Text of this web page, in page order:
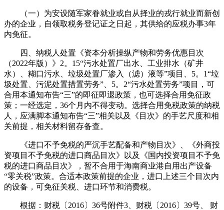
（一）为安设随军家眷就业或自从择业的戎行就业而新创
办的企业，自领取税务登记证之日起，其供给的应税办事3年
内免征。
四、纳税人处置《资本分析操纵产物和劳务优惠目次
（2022年版）》2。15“污水处置厂出水、工业排水（矿井
水）、糊口污水、垃圾处置厂渗入（滤）液等”项目、5。1“垃
圾处置、污泥处置措置劳务”、5。2“污水处置劳务”项目，可
合用本通知布告“三”的即征即退政策，也可选择合用免征政
策；一经选定，36个月内不得变动。选择合用免税政策的纳税
人，应满脚本通知布告“三”相关以及《目次》的手艺尺度和相
关前提，相关材料留存备查。
《进口不予免税的严沉手艺配备和产物目次》、《外商投
资项目不予免税的进口商品目次》以及《国内投资项目不予免
税的进口商品目次》，暂不合用于海南商业港自用出产设备
“零关税”政策。合适本政策前提的企业，进口上述三个目次内
的设备，可免征关税、进口环节和消费税。
根据：财税〔2016〕36号附件3、财税〔2016〕39号、 财